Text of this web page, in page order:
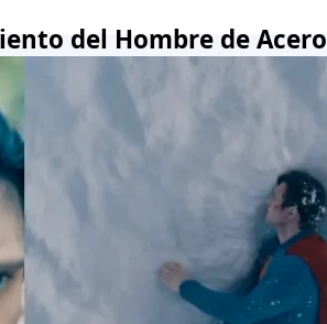
del Hombre de Acero